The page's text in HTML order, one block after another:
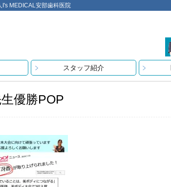
MEDICAL安部歯科医院
スタッフ紹介
優勝POP